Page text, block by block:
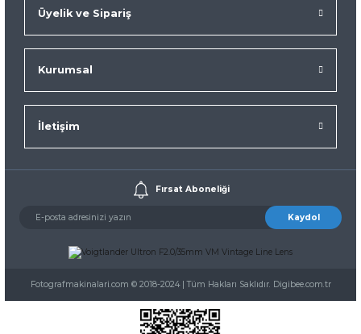
Üyelik ve Sipariş
Kurumsal
İletişim
Fırsat Aboneliği
Kaydol
Fotografmakinalari.com © 2018-2024 | Tüm Hakları Saklıdır. Digibee.com.tr